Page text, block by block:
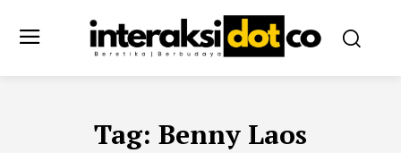
Tag: Benny Laos